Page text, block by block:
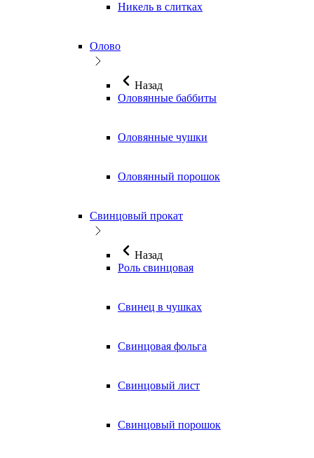
Никель в слитках
Олово
Назад
Оловянные баббиты
Оловянные чушки
Оловянный порошок
Свинцовый прокат
Назад
Роль свинцовая
Свинец в чушках
Свинцовая фольга
Свинцовый лист
Свинцовый порошок